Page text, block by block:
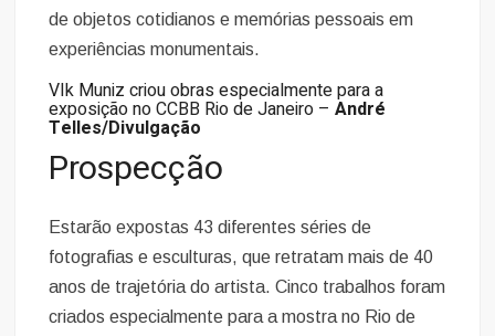
de objetos cotidianos e memórias pessoais em
experiências monumentais.
VIk Muniz criou obras especialmente para a
exposição no CCBB Rio de Janeiro –André
Telles/Divulgação
Prospecção
Estarão expostas 43 diferentes séries de
fotografias e esculturas, que retratam mais de 40
anos de trajetória do artista. Cinco trabalhos foram
criados especialmente para a mostra no Rio de